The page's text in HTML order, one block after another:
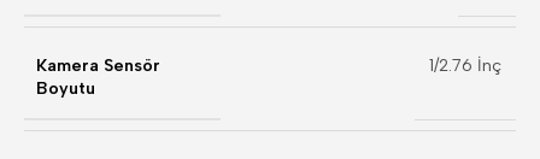
Kamera Sensör
Boyutu
1/2.76 İnç